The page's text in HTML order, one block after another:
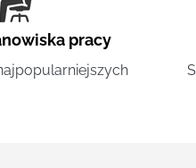
pracy